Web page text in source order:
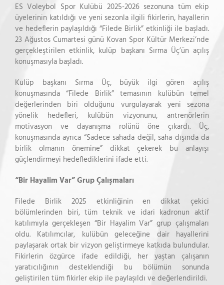
ES Voleybol Spor Kulübü 2025-2026 sezonuna tüm ekip
üyelerinin katıldığı ve yeni sezonla ilgili fikirlerin, hayallerin
ve hedeflerin paylaşıldığı “Filede Birlik” etkinliği ile başladı.
23 Ağustos Cumartesi günü Kovan Spor Kültür Merkezi’nde
gerçekleştirilen etkinlik, kulüp başkanı Sırma Üç’ün açılış
konuşmasıyla başladı.
Kulüp başkanı Sırma Üç, büyük ilgi gören açılış
konuşmasında “Filede Birlik” temasının kulübün temel
değerlerinden biri olduğunu vurgulayarak yeni sezona
yönelik hedefleri, kulübün vizyonunu, antrenörlerin
motivasyon ve dayanışma rolünü öne çıkardı. Üç,
konuşmasında ayrıca “Sadece sahada değil, saha dışında da
birlik olmanın önemine” dikkat çekerek bu anlayışı
güçlendirmeyi hedeflediklerini ifade etti.
“Bir Hayalim Var” Grup Çalışmaları
Filede Birlik 2025 etkinliğinin en dikkat çekici
bölümlerinden biri, tüm teknik ve idari kadronun aktif
katılımıyla gerçekleşen “Bir Hayalim Var” grup çalışmaları
oldu. Katılımcılar, kulübün geleceğine dair hayallerini
paylaşarak ortak bir vizyon geliştirmeye katkıda bulundular.
Fikirlerin özgürce ifade edildiği, her yaştan çalışanın
yaratıcılığının desteklendiği bu bölümün sonunda
geliştirilen tüm fikirler ekip ile paylaşıldı ve değerlendirildi.